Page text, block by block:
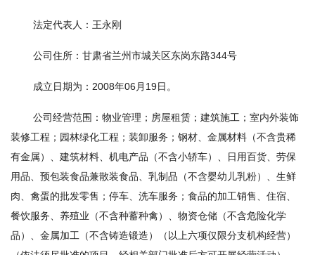
法定代表人：王永刚
公司住所：甘肃省兰州市城关区东岗东路344号
成立日期为：2008年06月19日。
公司经营范围：物业管理；房屋租赁；建筑施工；室内外装饰
装修工程；园林绿化工程；装卸服务；钢材、金属材料（不含贵稀
有金属）、建筑材料、机电产品（不含小轿车）、日用百货、劳保
用品、预包装食品兼散装食品、乳制品（不含婴幼儿乳粉）、生鲜
肉、禽蛋的批发零售；停车、洗车服务；食品的加工销售、住宿、
餐饮服务、养殖业（不含种蓄种禽）、物资仓储（不含危险化学
品）、金属加工（不含铸造锻造）（以上六项仅限分支机构经营）